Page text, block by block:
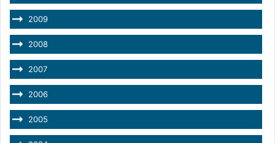
2009
2008
2007
2006
2005